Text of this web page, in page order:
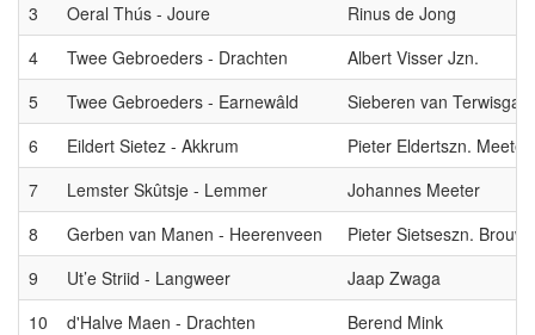
3
Oeral Thús - Joure
Rinus de Jong
4
Twee Gebroeders - Drachten
Albert Visser Jzn.
5
Twee Gebroeders - Earnewâld
Sieberen van Terwisga
6
Eildert Sietez - Akkrum
Pieter Eldertszn. Meeter
7
Lemster Skûtsje - Lemmer
Johannes Meeter
8
Gerben van Manen - Heerenveen
Pieter Sietseszn.
9
Ut’e Striid - Langweer
Jaap Zwaga
10
d'Halve Maen - Drachten
Berend Mink